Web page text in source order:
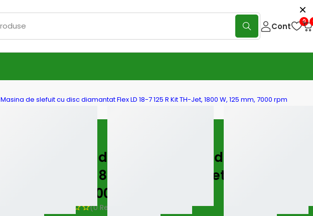
Cont 0
Masina de slefuit cu disc diamantat Flex LD 18-7 125 R Kit TH-Jet, 1800 W, 125 mm, 7000 rpm
Masina de slefuit cu disc diamantat
Flex LD 18-7 125 R Kit TH-Jet, 1800 W, 125
mm, 7000 rpm
(0 Reviews)